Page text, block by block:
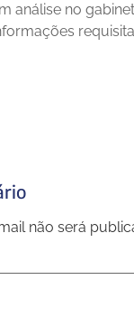
análise no
não será